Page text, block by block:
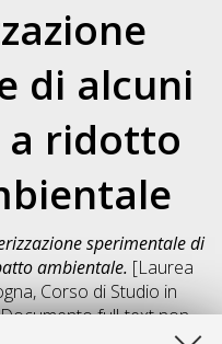
di alcuni
a ridotto
sperimentale di
ambientale. [Laurea
Corso di Studio in
full-text non